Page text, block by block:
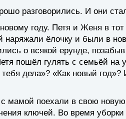
разговорились. И они
году. Петя и Женя в
наряжали ёлочку и были в
о всякой ерунде,
пошёл гулять с семьёй на
дела»? «Как новый
мамой поехали в свою новую
ключей. Во время